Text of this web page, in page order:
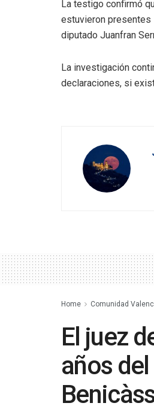
La testigo confirmó
estuvieron presentes
diputado Juanfran
La investigación
declaraciones, si
Home Comunidad
El juez
años